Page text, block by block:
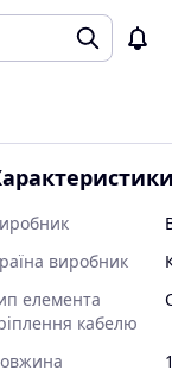
виробник
елемента
кабелю